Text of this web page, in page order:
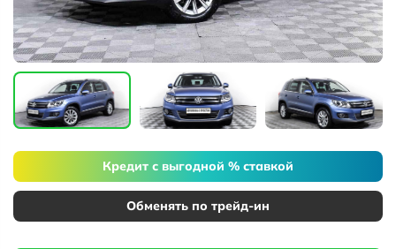
Кредит с выгодной % ставкой
Обменять по трейд-ин